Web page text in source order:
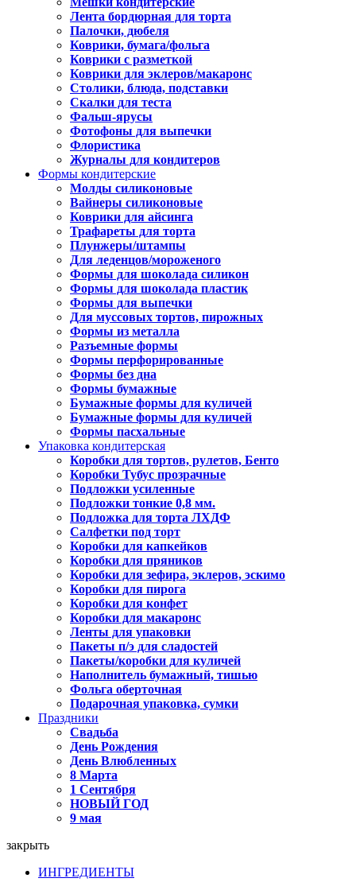
Лента бордюрная для торта
Палочки, дюбеля
Коврики, бумага/фольга
Коврики с разметкой
Коврики для эклеров/макаронс
Столики, блюда, подставки
Скалки для теста
Фальш-ярусы
Фотофоны для выпечки
Флористика
Журналы для кондитеров
Формы кондитерские
Молды силиконовые
Вайнеры силиконовые
Коврики для айсинга
Трафареты для торта
Плунжеры/штампы
Для леденцов/мороженого
Формы для шоколада силикон
Формы для шоколада пластик
Формы для выпечки
Для муссовых тортов, пирожных
Формы из металла
Разъемные формы
Формы перфорированные
Формы без дна
Формы бумажные
Бумажные формы для куличей
Бумажные формы для куличей
Формы пасхальные
Упаковка кондитерская
Коробки для тортов, рулетов, Бенто
Коробки Тубус прозрачные
Подложки усиленные
Подложки тонкие 0,8 мм.
Подложка для торта ЛХДФ
Салфетки под торт
Коробки для капкейков
Коробки для пряников
Коробки для зефира, эклеров, эскимо
Коробки для пирога
Коробки для конфет
Коробки для макаронс
Ленты для упаковки
Пакеты п/э для сладостей
Пакеты/коробки для куличей
Наполнитель бумажный, тишью
Фольга оберточная
Подарочная упаковка, сумки
Праздники
Свадьба
День Рождения
День Влюбленных
8 Марта
1 Сентября
НОВЫЙ ГОД
9 мая
закрыть
ИНГРЕДИЕНТЫ